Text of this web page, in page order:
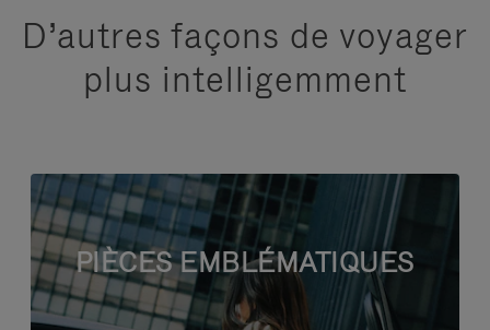
D’autres façons de voyager
plus intelligemment
PIÈCES EMBLÉMATIQUES